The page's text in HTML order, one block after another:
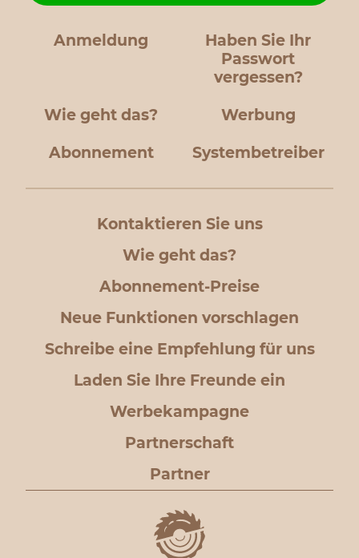
Anmeldung
Haben Sie Ihr
Passwort
vergessen?
Wie geht das? Werbung
Abonnement Systembetreiber
Kontaktieren Sie uns
Wie geht das?
Abonnement-Preise
Neue Funktionen vorschlagen
Schreibe eine Empfehlung für uns
Laden Sie Ihre Freunde ein
Werbekampagne
Partnerschaft
Partner